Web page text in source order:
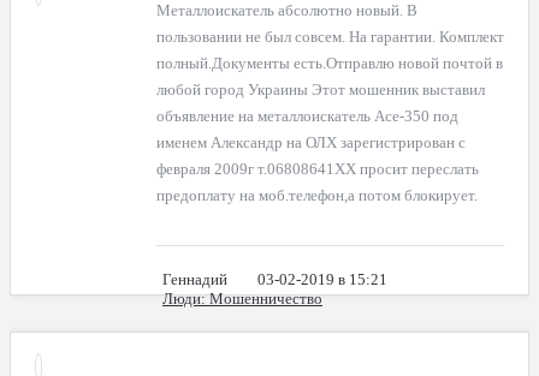
Металлоискатель абсолютно новый. В
пользовании не был совсем. На гарантии. Комплект
полный.Документы есть.Отправлю новой почтой в
любой город Украины Этот мошенник выставил
объявление на металлоискатель Асе-350 под
именем Александр на ОЛХ зарегистрирован с
февраля 2009г т.06808641ХХ просит переслать
предоплату на моб.телефон,а потом блокирует.
Геннадий
03-02-2019 в 15:21
Люди: Мошенничество